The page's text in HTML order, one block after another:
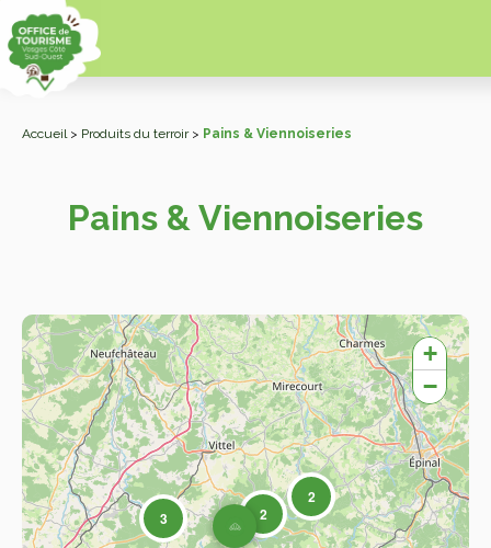
Accueil> Produits du terroir> Pains & Viennoiseries
Pains & Viennoiseries
3
2
2
+
−